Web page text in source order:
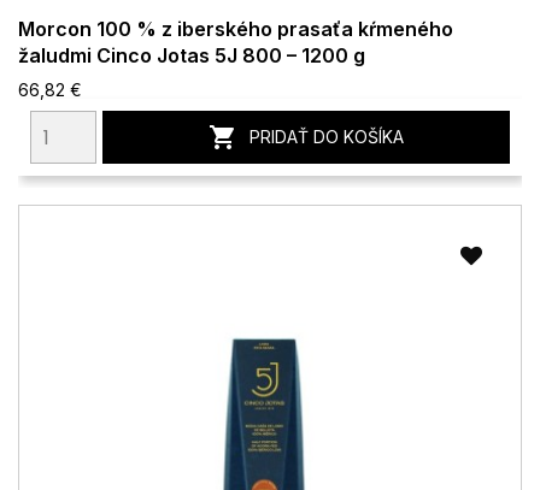
Morcon 100 % z iberského prasaťa kŕmeného
žaludmi Cinco Jotas 5J 800 – 1200 g
66,82 €
 PRIDAŤ DO KOŠÍKA